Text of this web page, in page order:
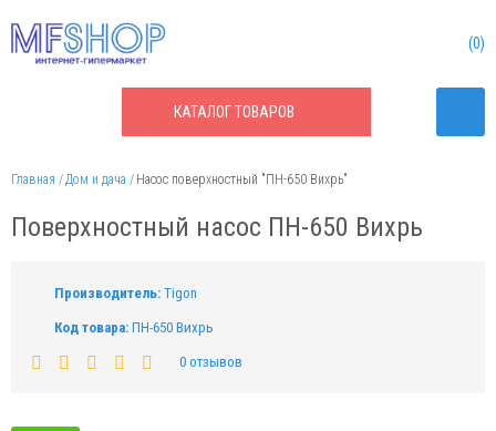
КАТАЛОГТОВАРОВ
0
Главная Дом и дача Насос поверхностный "ПН-650 Вихрь"
Поверхностный насос ПН-650 Вихрь
Производитель: Tigon
Код товара: ПН-650 Вихрь
0 отзывов